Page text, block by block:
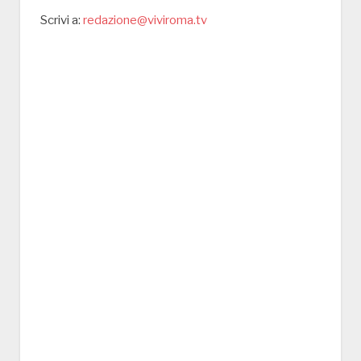
Scrivi a: redazione@viviroma.tv